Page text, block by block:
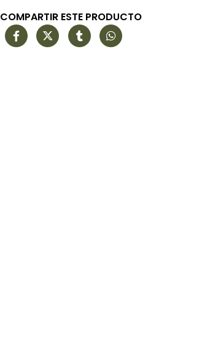
COMPARTIR ESTE PRODUCTO